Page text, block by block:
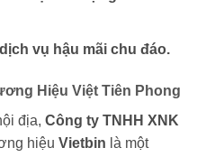
vụ hậu mãi chu đáo.
Hiệu Việt Tiên Phong
địa, Công ty TNHH XNK
hiệu Vietbin là một